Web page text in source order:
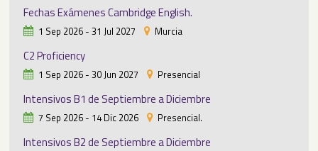
Fechas Exámenes Cambridge English.
1 Sep 2026 - 31 Jul 2027 Murcia
C2 Proficiency
1 Sep 2026 - 30 Jun 2027 Presencial
Intensivos B1 de Septiembre a Diciembre
7 Sep 2026 - 14 Dic 2026 Presencial.
Intensivos B2 de Septiembre a Diciembre